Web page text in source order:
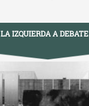
LA IZQUIERDA A DEBATE